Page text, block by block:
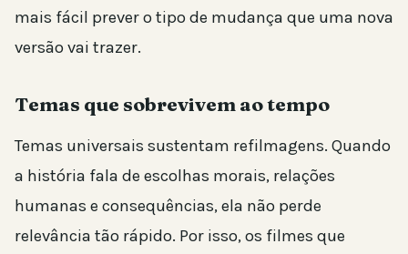
mais fácil prever o tipo de mudança que uma nova
versão vai trazer.
Temas que sobrevivem ao tempo
Temas universais sustentam refilmagens. Quando
a história fala de escolhas morais, relações
humanas e consequências, ela não perde
relevância tão rápido. Por isso, os filmes que